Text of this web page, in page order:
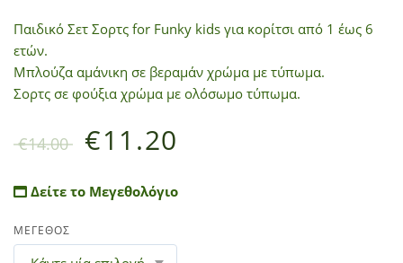
Παιδικό Σετ Σορτς for Funky kids για κορίτσι από 1 έως 6
ετών.
Μπλούζα αμάνικη σε βεραμάν χρώμα με τύπωμα.
Σορτς σε φούξια χρώμα με ολόσωμο τύπωμα.
€14.00 €11.20
Δείτε το Μεγεθολόγιο
ΜΕΓΕΘΟΣ